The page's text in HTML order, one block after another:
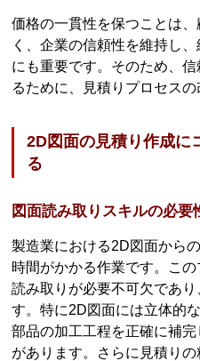
価格の一貫性を保つことは
く、企業の信頼性を維持し
にも重要です。そのため、
るために、見積りプロセスの
2D図面の見積り作成に
る
図面読み取りスキルの必要
製造業における2D図面から
時間がかかる作業です。こ
読み取りが必要不可欠であ
す。特に2D図面には立体的
部品の加工工程を正確に補
があります。さらに見積り